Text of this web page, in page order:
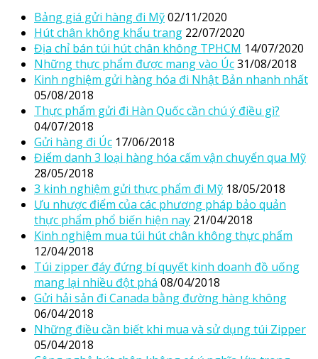
Bảng giá gửi hàng đi Mỹ02/11/2020
Hút chân không khẩu trang 22/07/2020
Địa chỉ bán túi hút chân không TPHCM 14/07/2020
Những thực phẩm được mang vào Úc31/08/2018
Kinh nghiệm gửi hàng hóa đi Nhật Bản nhanh nhất
05/08/2018
Thực phẩm gửi đi Hàn Quốc cần chú ý điều gì?
04/07/2018
Gửi hàng đi Úc 17/06/2018
Điểm danh 3 loại hàng hóa cấm vận chuyển qua Mỹ
28/05/2018
3 kinh nghiệm gửi thực phẩm đi Mỹ 18/05/2018
Ưu nhược điểm của các phương pháp bảo quản
thực phẩm phổ biến hiện nay 21/04/2018
Kinh nghiệm mua túi hút chân không thực phẩm
12/04/2018
Túi zipper đáy đứng bí quyết kinh doanh đồ uống
mang lại nhiều đột phá 08/04/2018
Gửi hải sản đi Canada bằng đường hàng không
06/04/2018
Những điều cần biết khi mua và sử dụng túi Zipper
05/04/2018